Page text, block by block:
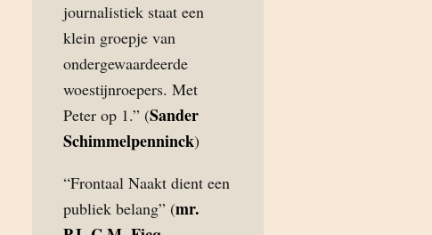
journalistiek staat een
klein groepje van
ondergewaardeerde
woestijnroepers. Met
Peter op 1.” (Sander
Schimmelpenninck)
“Frontaal Naakt dient een
publiek belang” (mr.